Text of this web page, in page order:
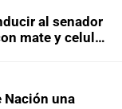
al senador
mate y celular
Nación una